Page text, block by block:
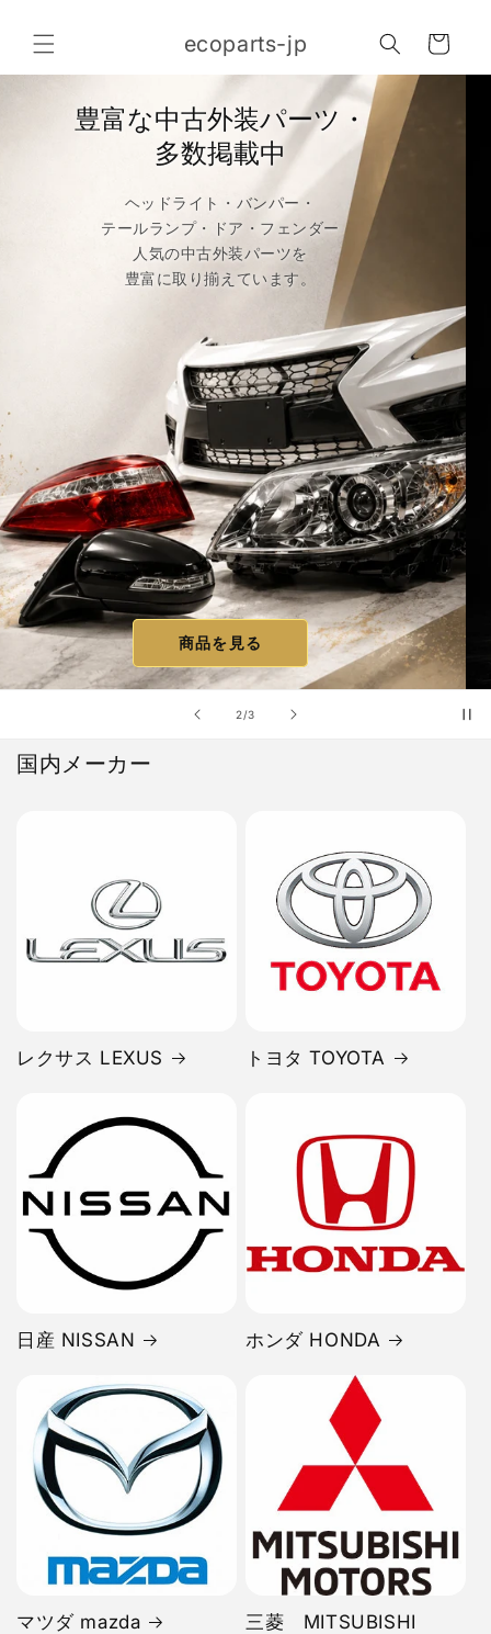
進む
ecoparts-jp
ー
ト
2/の
3
豊富な中古外装パーツ・
多数掲載中
ヘッドライト・バンパー・
テールランプ・ドア・フェンダー
人気の中古外装パーツを
豊富に取り揃えています。
商品を見る
国内メーカー
レクサス LEXUS トヨタ TOYOTA
日産 NISSAN ホンダ HONDA
マツダ mazda
三菱 MITSUBISHI